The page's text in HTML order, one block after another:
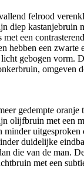
felrood
diep kastanjebruin
een
hebben een zwarte
gebogen vorm.
omgeven
gedempte oranje
olijfbruin met een
minder uitgesproken
duidelijke
die van de man.
met een